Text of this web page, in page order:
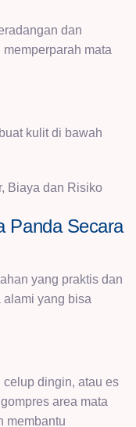
dan
mata
kulit di bawah
Biaya dan Risiko
Panda Secara
yang praktis dan
alami yang bisa
dingin, atau es
area mata
membantu